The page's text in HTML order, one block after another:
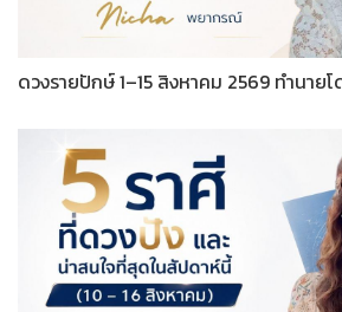
ดวงรายปักษ์ 1–15 สิงหาคม 2569 ทำนา